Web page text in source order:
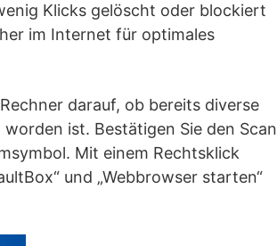
Klicks gelöscht oder blockiert
im Internet für optimales
darauf, ob bereits diverse
ist. Bestätigen Sie den Scan
Mit einem Rechtsklick
und „Webbrowser starten“